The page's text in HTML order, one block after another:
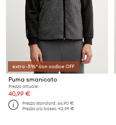
extra -5%* con codice OFF
Puma smanicato
Prezzo attuale:
40,99 €
Prezzo standard:66,90 €
Prezzo più basso:42,99 €